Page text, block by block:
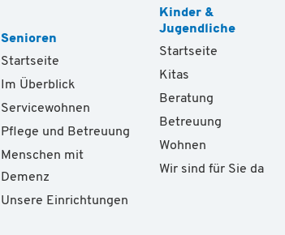
Senioren
Startseite
Im Überblick
Servicewohnen
Pflege und Betreuung
Menschen mit
Demenz
Unsere Einrichtungen
Kinder &
Jugendliche
Startseite
Kitas
Beratung
Betreuung
Wohnen
Wir sind für Sie da